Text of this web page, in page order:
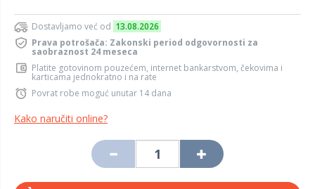
Dostavljamo već od 13.08.2026
Prava potrošača: Zakonski period odgovornosti za
saobraznost 24 meseca
Platite gotovinom pouzećem, internet bankarstvom, čekovima i
karticama jednokratno i na rate
Povrat robe moguć unutar 14 dana
Kako naručiti online?